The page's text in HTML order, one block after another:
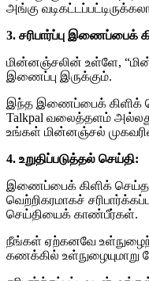
அங்கு
3. சரிபார்ப்பு இணைப்பைக்
மின்னஞ்சலின் உள்ளே,
இணைப்பு இருக்கும்.
இந்த இணைப்பைக் கிளிக்
Talkpal வலைத்தளம் அல்லது
உங்கள் மின்னஞ்சல்
4. உறுதிப்படுத்தல் செய்தி:
இணைப்பைக் கிளிக் செய்த
வெற்றிகரமாகச்
செய்தியைக் காண்பீர்கள்.
நீங்கள் ஏற்கனவே
கணக்கில் உள்நுழையுமாறு